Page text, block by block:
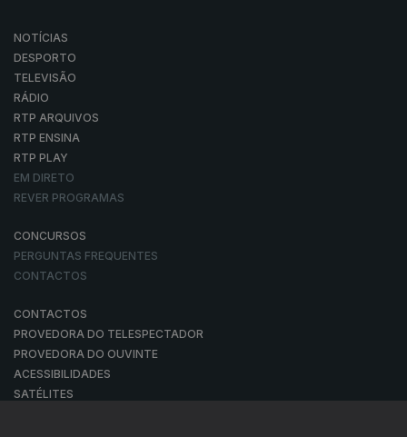
NOTÍCIAS
DESPORTO
TELEVISÃO
RÁDIO
RTP ARQUIVOS
RTP ENSINA
RTP PLAY
EM DIRETO
REVER PROGRAMAS
CONCURSOS
PERGUNTAS FREQUENTES
CONTACTOS
CONTACTOS
PROVEDORA DO TELESPECTADOR
PROVEDORA DO OUVINTE
ACESSIBILIDADES
SATÉLITES